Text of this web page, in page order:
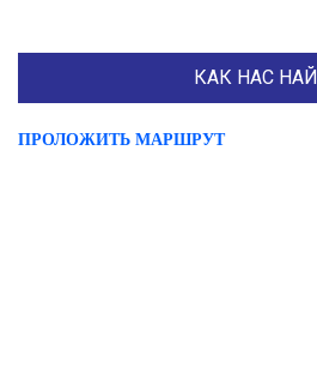
КАК НАС
ПРОЛОЖИТЬ МАРШРУТ